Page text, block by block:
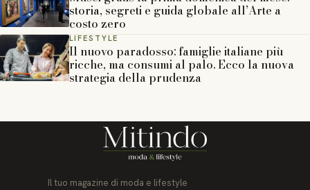
storia, segreti e guida globale all’Arte a
costo zero
LIFESTYLE
Il nuovo paradosso: famiglie italiane più
ricche, ma consumi al palo. Ecco la nuova
strategia della prudenza
Il tuo magazine di moda e lifestyle